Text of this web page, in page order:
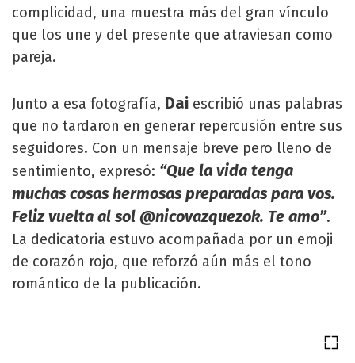
complicidad, una muestra más del gran vínculo
que los une y del presente que atraviesan como
pareja.
Junto a esa fotografía, Dai escribió unas palabras
que no tardaron en generar repercusión entre sus
seguidores. Con un mensaje breve pero lleno de
sentimiento, expresó: “Que la vida tenga
muchas cosas hermosas preparadas para vos.
Feliz vuelta al sol @nicovazquezok. Te amo”.
La dedicatoria estuvo acompañada por un emoji
de corazón rojo, que reforzó aún más el tono
romántico de la publicación.